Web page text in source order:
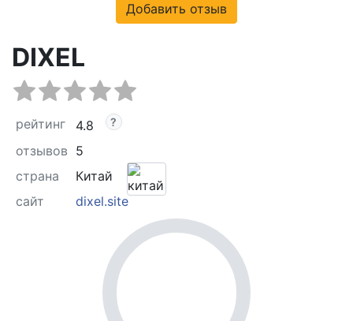
Добавить отзыв
DIXEL
рейтинг
4.8
отзывов 5
страна
Китай
сайт
dixel.site